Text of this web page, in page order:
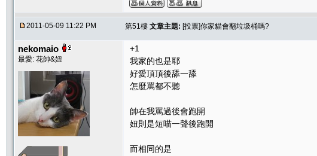
2011-05-09 11:22 PM 第51樓 文章主題: [投票]你家貓會翻垃圾桶嗎?
nekomaio
最愛: 花帥&妞
+1
我家的也是耶
好愛頂頂後舔一舔
怎麼罵都不聽
帥在我罵過後會跑開
妞則是短喵一聲後跑開
而相同的是